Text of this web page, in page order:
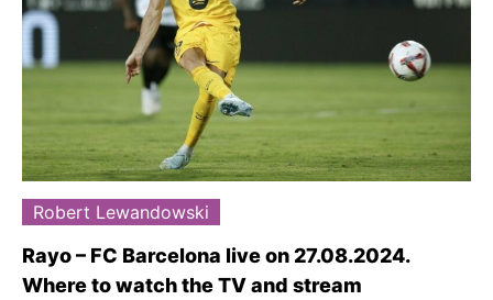
Robert Lewandowski
Rayo – FC Barcelona live on 27.08.2024.
Where to watch the TV and stream